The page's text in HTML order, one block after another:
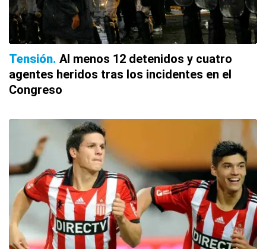
Tensión Al menos 12 detenidos y cuatro
agentes heridos tras los incidentes en el
Congreso